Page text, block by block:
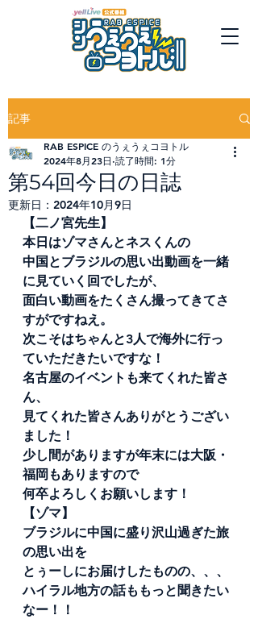
記事
第54回今日の日誌
RAB ESPICE のうぇうぇコヨトル
2024年8月23日 読了時間: 1分
更新日： 2024年10月9日
【二ノ宮先生】
本日はゾマさんとネスくんの
中国とブラジルの思い出動画を一緒
に見ていく回でしたが、
面白い動画をたくさん撮ってきてさ
すがですねえ。
次こそはちゃんと3人で海外に行っ
ていただきたいですな！
名古屋のイベントも来てくれた皆さ
ん、
見てくれた皆さんありがとうござい
ました！
少し間がありますが年末には大阪・
福岡もありますので
何卒よろしくお願いします！
【ゾマ】
ブラジルに中国に盛り沢山過ぎた旅
の思い出を
とぅーしにお届けしたものの、、、
ハイラル地方の話ももっと聞きたい
なー！！